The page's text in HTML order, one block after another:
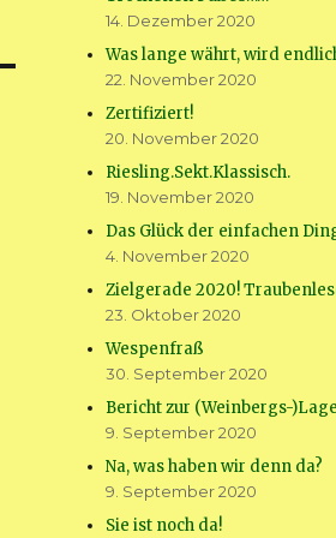
14. Dezember 2020
Was lange währt, wird
22. November 2020
Zertifiziert!
20. November 2020
Riesling.Sekt.Klassisch.
19. November 2020
Das Glück der einfachen
4. November 2020
Zielgerade 2020!
23. Oktober 2020
Wespenfraß
30. September 2020
Bericht zur (Weinbergs-)Lage
9. September 2020
Na, was haben wir denn da?
9. September 2020
Sie ist noch da!